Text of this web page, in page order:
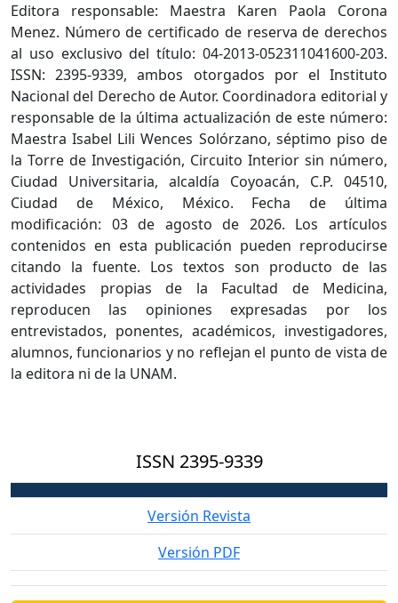
Editora responsable: Maestra Karen Paola Corona
Menez. Número de certificado de reserva de derechos
al uso exclusivo del título: 04-2013-052311041600-203.
ISSN: 2395-9339, ambos otorgados por el Instituto
Nacional del Derecho de Autor. Coordinadora editorial y
responsable de la última actualización de este número:
Maestra Isabel Lili Wences Solórzano, séptimo piso de
la Torre de Investigación, Circuito Interior sin número,
Ciudad Universitaria, alcaldía Coyoacán, C.P. 04510,
Ciudad de México, México. Fecha de última
modificación: 03 de agosto de 2026. Los artículos
contenidos en esta publicación pueden reproducirse
citando la fuente. Los textos son producto de las
actividades propias de la Facultad de Medicina,
reproducen las opiniones expresadas por los
entrevistados, ponentes, académicos, investigadores,
alumnos, funcionarios y no reflejan el punto de vista de
la editora ni de la UNAM.
ISSN 2395-9339
Versión Revista
Versión PDF